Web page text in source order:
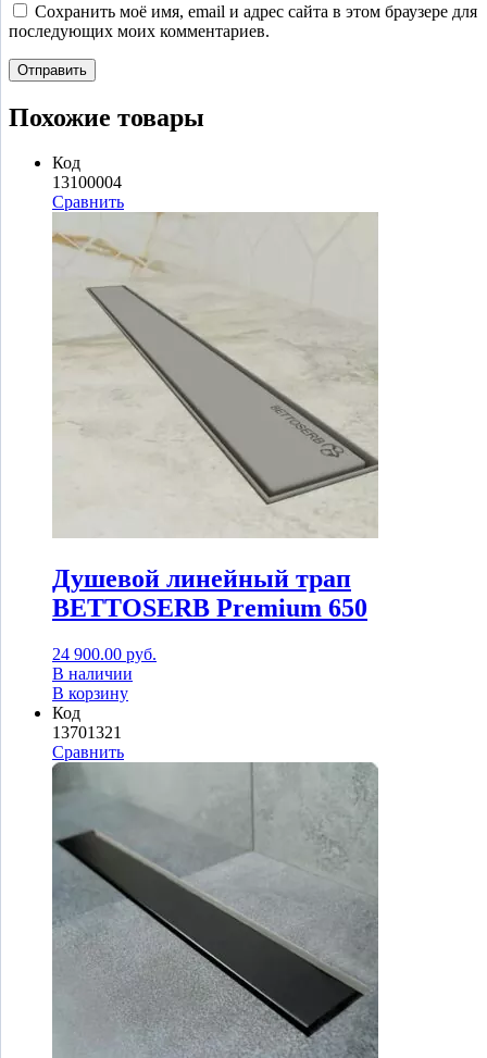
Сохранить моё имя, email и адрес сайта в этом браузере для
последующих моих комментариев.
Похожие товары
Код
13100004
Сравнить
Душевой линейный трап
BETTOSERB Premium 650
24 900.00 руб.
В наличии
В корзину
Код
13701321
Сравнить